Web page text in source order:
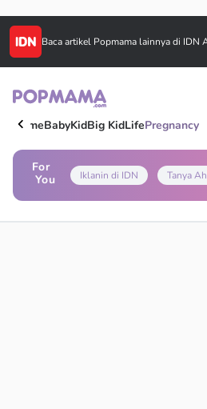
Baca artikel Popmama lainnya di IDN
HomeBabyKidBig KidLifePregnancy
For
You
Iklanin di IDN Tanya